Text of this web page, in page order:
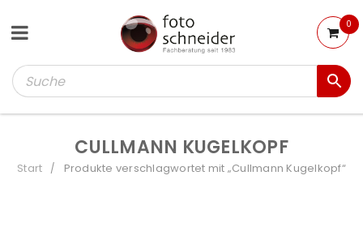
0
CULLMANN KUGELKOPF
Start / Produkte verschlagwortet mit „Cullmann Kugelkopf“